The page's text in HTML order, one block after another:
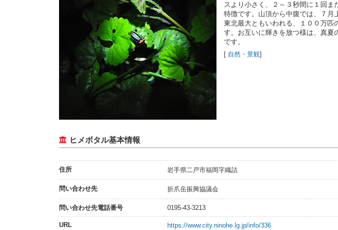
スより小さく、２～３秒間に１回ま
特徴です。山頂から中腹では、７月
東北最大ともいわれる、１００万匹
す。お互いに輝きを放つ様は、真夏
です。
[ 自然・景観]
ヒメボタル基本情報
住所 岩手県二戸市福岡字織詰
問い合わせ先 折爪岳振興協議会
問い合わせ先電話番号 0195-43-3213
URL https://www.city.ninohe.lg.jp/info/336